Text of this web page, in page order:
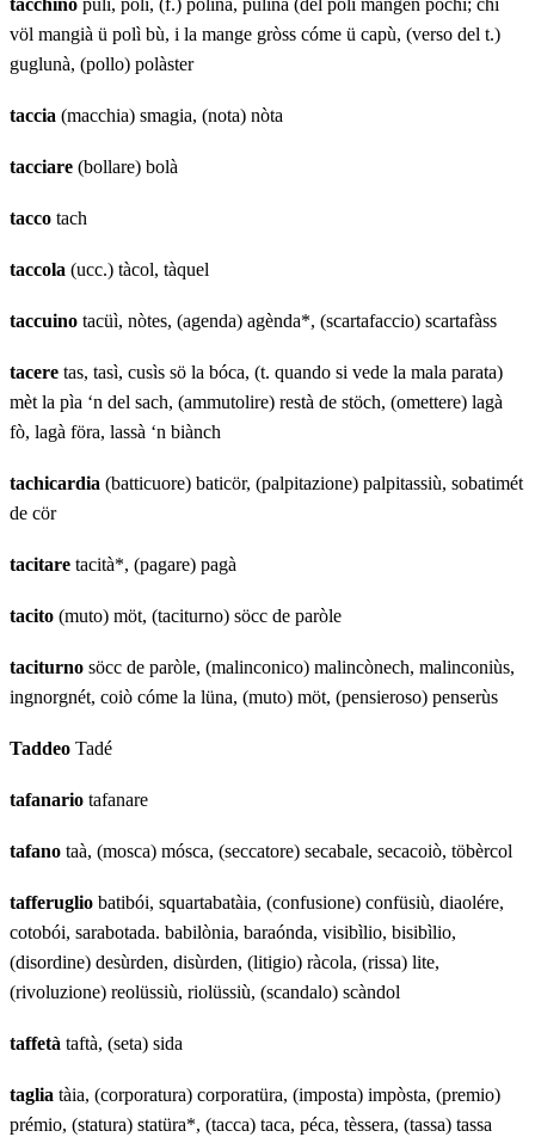
tacchino pulì, polì, (f.) polina, pulina (del polì màngen pochì; chi
völ mangià ü polì bù, i la mange gròss cóme ü capù, (verso del t.)
guglunà, (pollo) polàster
taccia (macchia) smagia, (nota) nòta
tacciare (bollare) bolà
tacco tach
taccola (ucc.) tàcol, tàquel
taccuino tacüì, nòtes, (agenda) agènda*, (scartafaccio) scartafàss
tacere tas, tasì, cusìs sö la bóca, (t. quando si vede la mala parata)
mèt la pìa ‘n del sach, (ammutolire) restà de stöch, (omettere) lagà
fò, lagà föra, lassà ‘n biànch
tachicardia (batticuore) baticör, (palpitazione) palpitassiù, sobatimét
de cör
tacitare tacità*, (pagare) pagà
tacito (muto) möt, (taciturno) söcc de paròle
taciturno söcc de paròle, (malinconico) malincònech, malinconiùs,
ingnorgnét, coiò cóme la lüna, (muto) möt, (pensieroso) penserùs
Taddeo Tadé
tafanario tafanare
tafano taà, (mosca) mósca, (seccatore) secabale, secacoiò, töbèrcol
tafferuglio batibói, squartabatàia, (confusione) confüsiù, diaolére,
cotobói, sarabotada. babilònia, baraónda, visibìlio, bisibìlio,
(disordine) desùrden, disùrden, (litigio) ràcola, (rissa) lite,
(rivoluzione) reolüssiù, riolüssiù, (scandalo) scàndol
taffetà taftà, (seta) sida
taglia tàia, (corporatura) corporatüra, (imposta) impòsta, (premio)
prémio, (statura) statüra*, (tacca) taca, péca, tèssera, (tassa) tassa